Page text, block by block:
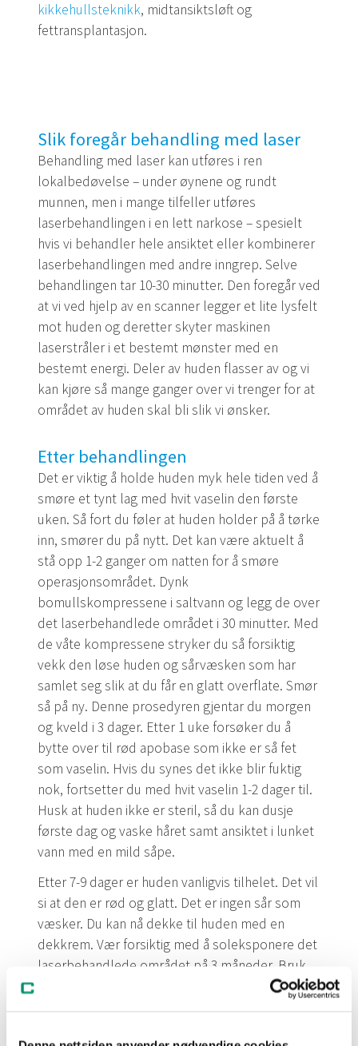
kikkehullsteknikk, midtansiktsløft og
fettransplantasjon.
Slik foregår behandling med laser
Behandling med laser kan utføres i ren
lokalbedøvelse – under øynene og rundt
munnen, men i mange tilfeller utføres
laserbehandlingen i en lett narkose – spesielt
hvis vi behandler hele ansiktet eller kombinerer
laserbehandlingen med andre inngrep. Selve
behandlingen tar 10-30 minutter. Den foregår ved
at vi ved hjelp av en scanner legger et lite lysfelt
mot huden og deretter skyter maskinen
laserstråler i et bestemt mønster med en
bestemt energi. Deler av huden flasser av og vi
kan kjøre så mange ganger over vi trenger for at
området av huden skal bli slik vi ønsker.
Etter behandlingen
Det er viktig å holde huden myk hele tiden ved å
smøre et tynt lag med hvit vaselin den første
uken. Så fort du føler at huden holder på å tørke
inn, smører du på nytt. Det kan være aktuelt å
stå opp 1-2 ganger om natten for å smøre
operasjonsområdet. Dynk
bomullskompressene i saltvann og legg de over
det laserbehandlede området i 30 minutter. Med
de våte kompressene stryker du så forsiktig
vekk den løse huden og sårvæsken som har
samlet seg slik at du får en glatt overflate. Smør
så på ny. Denne prosedyren gjentar du morgen
og kveld i 3 dager. Etter 1 uke forsøker du å
bytte over til rød apobase som ikke er så fet
som vaselin. Hvis du synes det ikke blir fuktig
nok, fortsetter du med hvit vaselin 1-2 dager til.
Husk at huden ikke er steril, så du kan dusje
første dag og vaske håret samt ansiktet i lunket
vann med en mild såpe.
Etter 7-9 dager er huden vanligvis tilhelet. Det vil
si at den er rød og glatt. Det er ingen sår som
væsker. Du kan nå dekke til huden med en
dekkrem. Vær forsiktig med å soleksponere det
laserbehandlede området på 3 måneder. Bruk
faktor 50 og unngå solen. Bruk solbriller,